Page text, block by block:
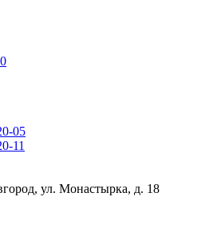
0
05
11
ул. Монастырка, д. 18